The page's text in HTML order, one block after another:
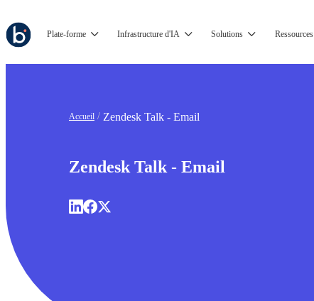
Plate-forme Infrastructure d'IA Solutions Ressources
Accueil Zendesk Talk - Email
Zendesk Talk - Email